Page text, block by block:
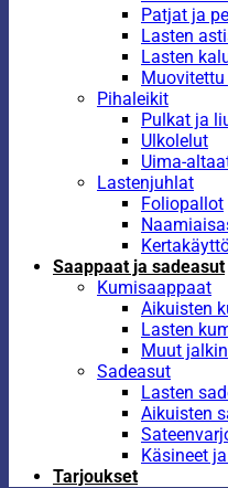
Patjat ja
Lasten
Lasten
Pihaleikit
Pulkat ja
Ulkolelut
Uima-
Lastenjuhlat
Foliopallot
Saappaat ja sadeasut
Kumisaappaat
Aikuisten
Lasten
Muut
Sadeasut
Lasten
Aikuisten
Käsineet
Tarjoukset